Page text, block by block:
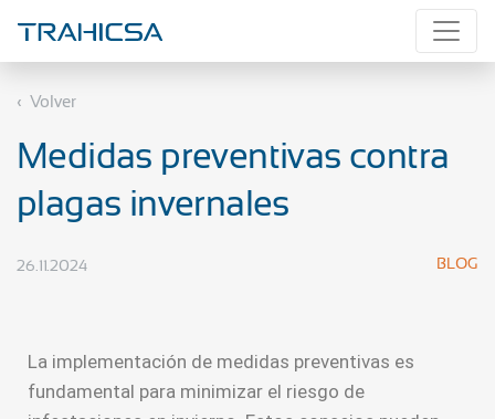
Volver
Medidas preventivas contra
plagas invernales
26.11.2024 BLOG
La implementación de medidas preventivas es
fundamental para minimizar el riesgo de